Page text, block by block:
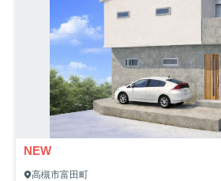
NEW
高槻市富田町